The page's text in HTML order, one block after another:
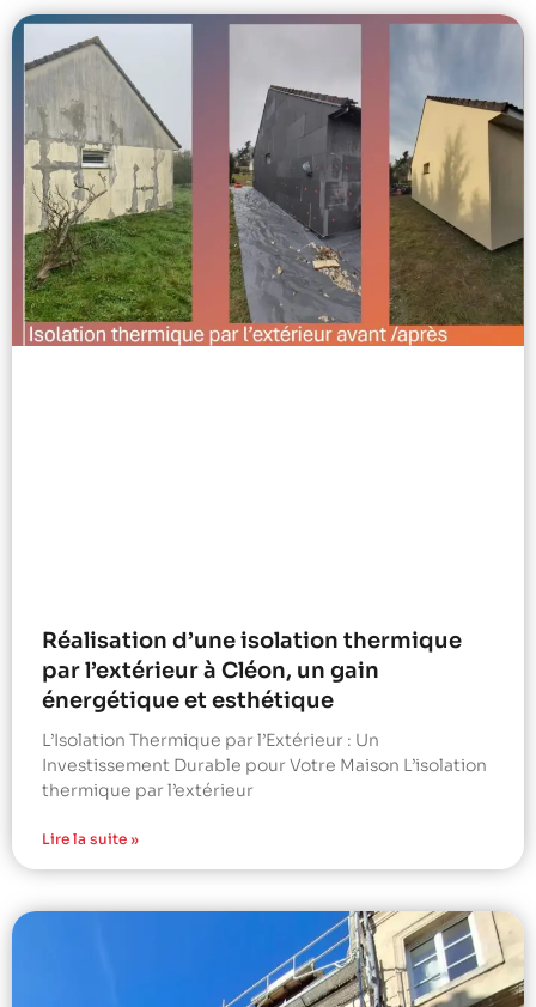
Réalisation d’une isolation thermique
par l’extérieur à Cléon, un gain
énergétique et esthétique
L’Isolation Thermique par l’Extérieur : Un
Investissement Durable pour Votre Maison L’isolation
thermique par l’extérieur
Lire la suite »